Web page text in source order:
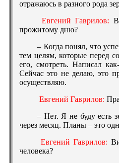
отражаюсь в разного рода
Евгений Гаврилов:
прожитому дню?
– Когда понял, что
тем целям, которые перед
его, смотреть. Написал
Сейчас это не делаю, это
осуществляю.
Евгений Гаврилов:
– Нет. Я не буду есть
через месяц. Планы – это
Евгений Гаврилов:
человека?